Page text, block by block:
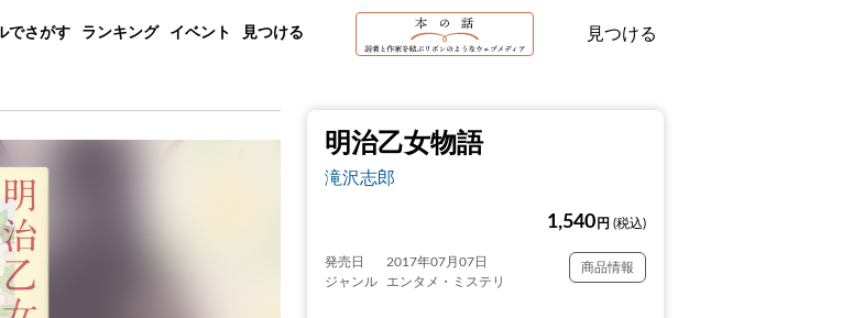
でさがす ランキング イベント 見つける 見つける
明治乙女物語
滝沢志郎
1,540 円 (税込)
発売日
2017年07月07日
ジャンル
エンタメ・ミステリ
商品情報